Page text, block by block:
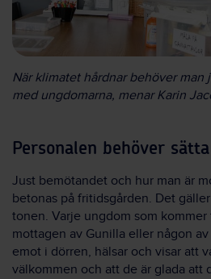
När klimatet hårdnar behöver man
med ungdomarna, menar Karin
Personalen behöver
Just bemötandet och hur man är
betonas på fritidsgården. Det
tonen. Varje ungdom som
mottagen av Gunilla eller någon
emot i dörren, hälsar och visar att
välkommen och att de är glada att